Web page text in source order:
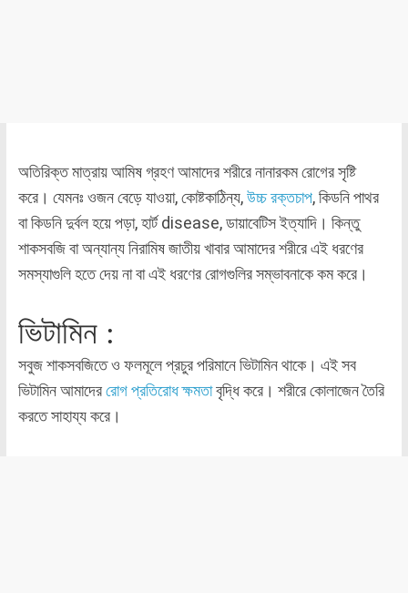
অতিরিক্ত মাত্রায় আমিষ গ্রহণ আমাদের শরীরে নানারকম রোগের সৃষ্টি
করে। যেমনঃ ওজন বেড়ে যাওয়া, কোষ্টকাঠিন্য,উচ্চ রক্তচাপ, কিডনি পাথর
বা কিডনি দুর্বল হয়ে পড়া, হার্ট disease, ডায়াবেটিস ইত্যাদি। কিন্তু
শাকসবজি বা অন্যান্য নিরামিষ জাতীয় খাবার আমাদের শরীরে এই ধরণের
সমস্যাগুলি হতে দেয় না বা এই ধরণের রোগগুলির সম্ভাবনাকে কম করে।
ভিটামিন :
সবুজ শাকসবজিতে ও ফলমূলে প্রচুর পরিমানে ভিটামিন থাকে। এই সব
ভিটামিন আমাদেররোগ প্রতিরোধ ক্ষমতাবৃদ্ধি করে। শরীরে কোলাজেন তৈরি
করতে সাহায্য করে।